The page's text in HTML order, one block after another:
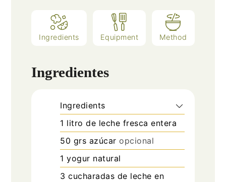
Ingredients Equipment Method
Ingredientes
Ingredients
1 litro de leche fresca entera
50 grs azúcar opcional
1 yogur natural
3 cucharadas de leche en